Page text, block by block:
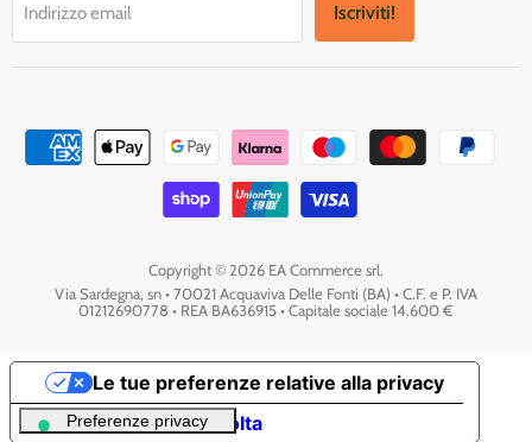
Indirizzo email Iscriviti!
Copyright © 2026 EA Commerce srl.
Via Sardegna, sn • 70021 Acquaviva Delle Fonti (BA) • C.F. e P. IVA
01212690778 • REA BA636915 • Capitale sociale 14.600 €
Informativa sulla raccolta
Le tue preferenze relative alla privacy